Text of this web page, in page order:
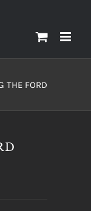
THE FORD